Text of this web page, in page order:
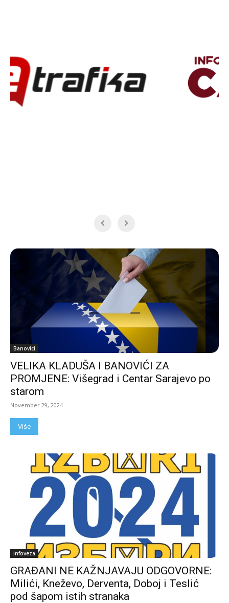
Banovici
VELIKA KLADUŠA I BANOVIĆI ZA
PROMJENE: Višegrad i Centar Sarajevo po
starom
November 29, 2024
Više
infoveza
GRAĐANI NE KAŽNJAVAJU ODGOVORNE:
Milići, Kneževo, Derventa, Doboj i Teslić
pod šapom istih stranaka